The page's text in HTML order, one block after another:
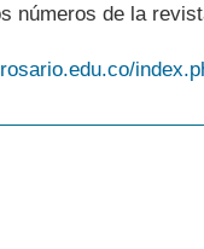
números de la